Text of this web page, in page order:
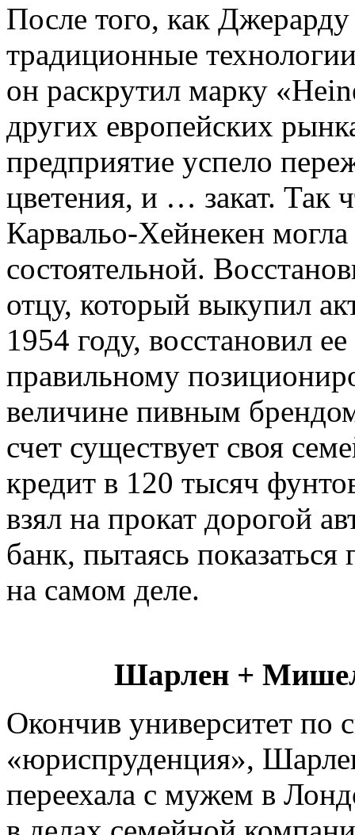
После того, как
традиционные
он раскрутил марку
других европейских
предприятие успело
цветения, и … закат. Так
Карвальо-Хейнекен могла
состоятельной.
отцу, который выкупил
1954 году, восстановил
правильному
величине пивным
счет существует своя
кредит в 120 тысяч
взял на прокат дорогой
банк, пытаясь
на самом деле.
Шарлен +
Окончив университет по
«юриспруденция»,
переехала с мужем в